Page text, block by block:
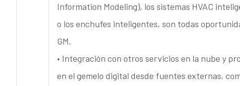
Information Modeling), los sistemas HVAC
o los enchufes inteligentes, son todas
GM.
• Integración con otros servicios en la nube y
en el gemelo digital desde fuentes externas,